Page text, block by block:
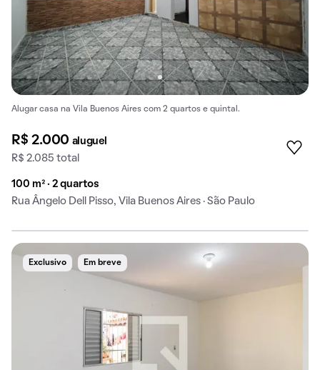
Alugar casa na Vila Buenos Aires com 2 quartos e quintal.
R$ 2.000 aluguel
R$ 2.085 total
100 m² · 2 quartos
Rua Ângelo Dell Pisso, Vila Buenos Aires · São Paulo
Exclusivo Em breve